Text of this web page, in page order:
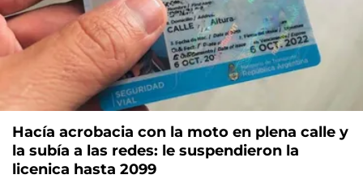
Hacía acrobacia con la moto en plena calle y
la subía a las redes: le suspendieron la
licenica hasta 2099